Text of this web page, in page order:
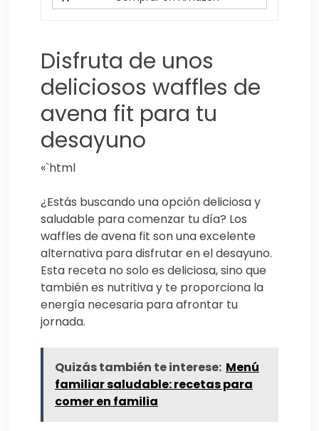
Disfruta de unos
deliciosos waffles de
avena fit para tu
desayuno
«`html
¿Estás buscando una opción deliciosa y
saludable para comenzar tu día? Los
waffles de avena fit son una excelente
alternativa para disfrutar en el desayuno.
Esta receta no solo es deliciosa, sino que
también es nutritiva y te proporciona la
energía necesaria para afrontar tu
jornada.
Quizás también te interese: Menú
familiar saludable: recetas para
comer en familia